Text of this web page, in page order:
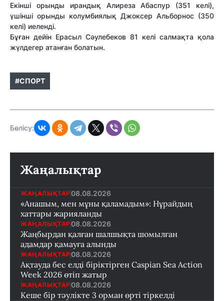
Екінші орынды ирандық Алиреза Абаспур (351 келі),
үшінші орынды колумбиялық Джоксер Альборнос (350
келі) иеленді.
Бұған дейін Ерасыл Сәулебеков 81 келі салмақта қола
жүлдегер атанған болатын.
#СПОРТ
Бөлісу:
Жаңалықтар
ЖАҢАЛЫҚТАР 08.08.2026
«Анашым, мен мұны қаламадым»: Нұрайдың
хаттары жарияланды
ЖАҢАЛЫҚТАР 08.08.2026
Жаңбырдан қалған шалшықта шомылған
адамдар қамауға алынды
ЖАҢАЛЫҚТАР 08.08.2026
Ақтауда бес елді біріктірген Caspian Sea Action
Week 2026 өтіп жатыр
ЖАҢАЛЫҚТАР 08.08.2026
Кеше бір тәулікте 3 орман өрті тіркелді